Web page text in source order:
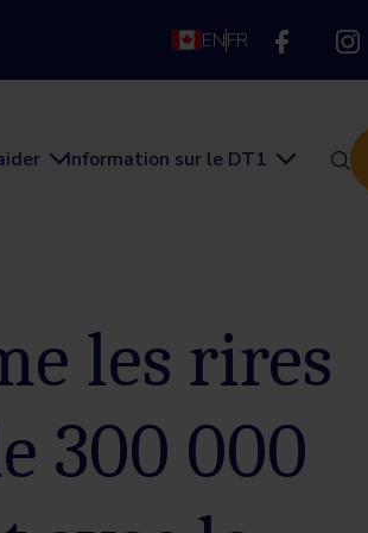
ENFR
Information sur le DT1
les rires
300 000